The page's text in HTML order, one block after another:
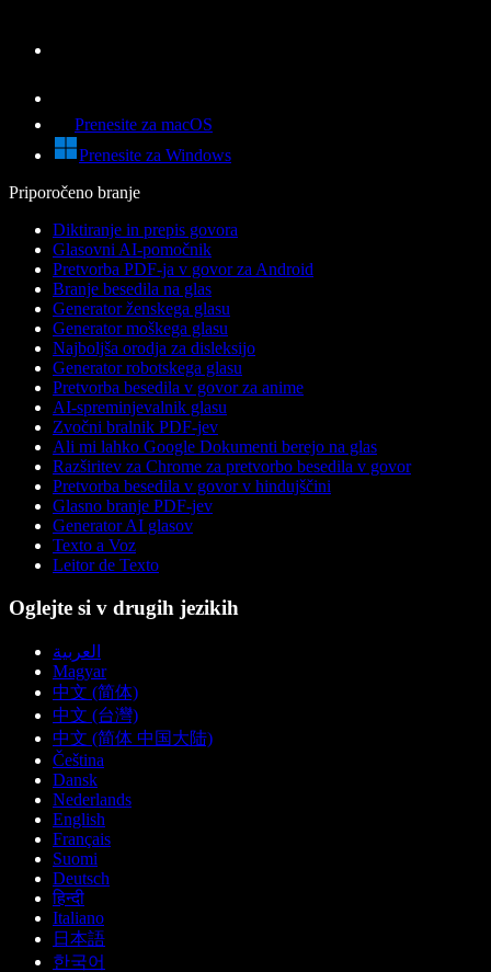
Prenesite za macOS
Prenesite za Windows
Priporočeno branje
Diktiranje in prepis govora
Glasovni AI-pomočnik
Pretvorba PDF-ja v govor za Android
Branje besedila na glas
Generator ženskega glasu
Generator moškega glasu
Najboljša orodja za disleksijo
Generator robotskega glasu
Pretvorba besedila v govor za anime
AI-spreminjevalnik glasu
Zvočni bralnik PDF-jev
Ali mi lahko Google Dokumenti berejo na glas
Razširitev za Chrome za pretvorbo besedila v govor
Pretvorba besedila v govor v hindujščini
Glasno branje PDF-jev
Generator AI glasov
Texto a Voz
Leitor de Texto
Oglejte si v drugih jezikih
العربية
Magyar
中文 (简体)
中文 (台灣)
中文 (简体 中国大陆)
Čeština
Dansk
Nederlands
English
Français
Suomi
Deutsch
हिन्दी
Italiano
日本語
한국어